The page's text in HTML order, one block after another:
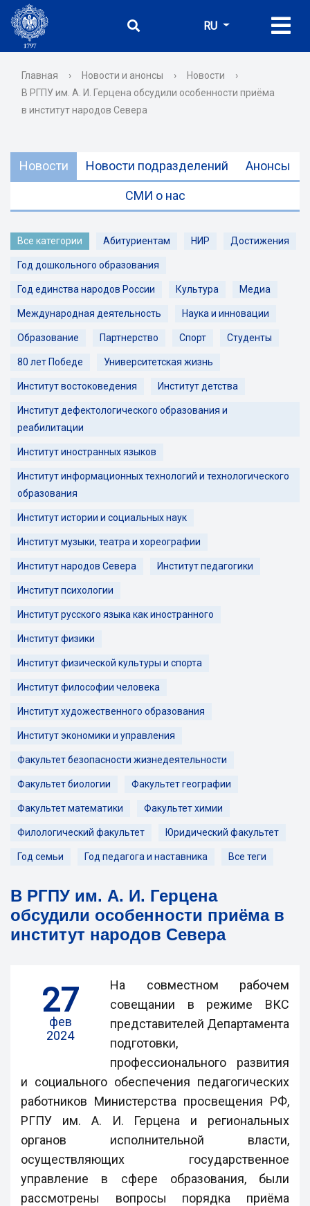
RU
Главная › Новости и анонсы › Новости
›
В РГПУ им. А. И. Герцена обсудили особенности приёма
в институт народов Севера
Новости Новости подразделений Анонсы
СМИ о нас
Все категории Абитуриентам НИР Достижения
Год дошкольного образования
Год единства народов России Культура Медиа
Международная деятельность Наука и инновации
Образование Партнерство Спорт Студенты
80 лет Победе Университетская жизнь
Институт востоковедения Институт детства
Институт дефектологического образования и
реабилитации
Институт иностранных языков
Институт информационных технологий и технологического
образования
Институт истории и социальных наук
Институт музыки, театра и хореографии
Институт народов Севера Институт педагогики
Институт психологии
Институт русского языка как иностранного
Институт физики
Институт физической культуры и спорта
Институт философии человека
Институт художественного образования
Институт экономики и управления
Факультет безопасности жизнедеятельности
Факультет биологии Факультет географии
Факультет математики Факультет химии
Филологический факультет Юридический факультет
Год семьи Год педагога и наставника Все теги
В РГПУ им. А. И. Герцена
обсудили особенности приёма в
институт народов Севера
27
фев
2024
На совместном рабочем
совещании в режиме ВКС
представителей Департамента
подготовки,
профессионального развития
и социального обеспечения педагогических
работников Министерства просвещения РФ,
РГПУ им. А. И. Герцена и региональных
органов исполнительной власти,
осуществляющих государственное
управление в сфере образования, были
рассмотрены вопросы порядка приёма